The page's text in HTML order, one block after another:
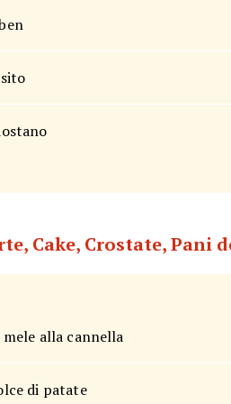
Cake, Crostate, Pani
alla cannella
di patate